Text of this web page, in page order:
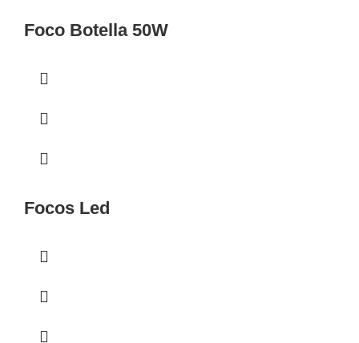
Foco Botella 50W
Focos Led